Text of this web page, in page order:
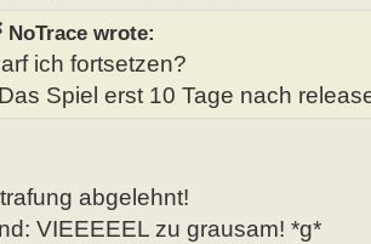
NoTrace wrote:
ich fortsetzen?
Spiel erst 10 Tage nach
abgelehnt!
VIEEEEEL zu grausam! *g*